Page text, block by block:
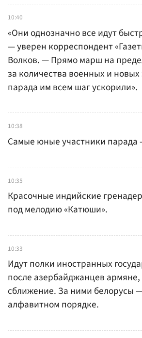
10:40
«Они однозначно все идут
— уверен корреспондент
Волков. — Прямо марш на
за количества военных и
парада им всем шаг ускорили».
10:38
Самые юные участники парада
10:35
Красочные индийские
под мелодию «Катюши».
10:33
Идут полки иностранных
после азербайджанцев
сближение. За ними белорусы
алфавитном порядке.